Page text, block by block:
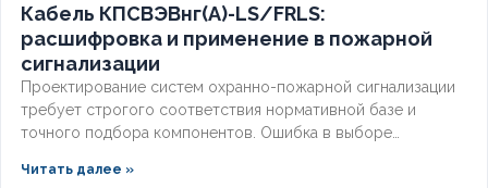
Кабель КПСВЭВнг(А)-LS/FRLS:
расшифровка и применение в пожарной
сигнализации
Проектирование систем охранно-пожарной сигнализации
требует строгого соответствия нормативной базе и
точного подбора компонентов. Ошибка в выборе
задымлении или массовым ложным срабатываниям из-за
Читать далее »